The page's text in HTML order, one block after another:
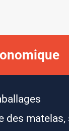
des matelas,